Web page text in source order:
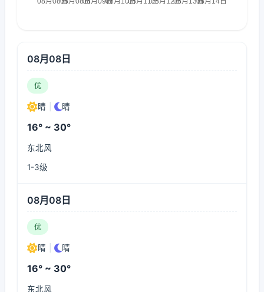
08月08日
优
晴 晴
16° ~ 30°
东北风
1-3级
08月08日
优
晴 晴
16° ~ 30°
东北风